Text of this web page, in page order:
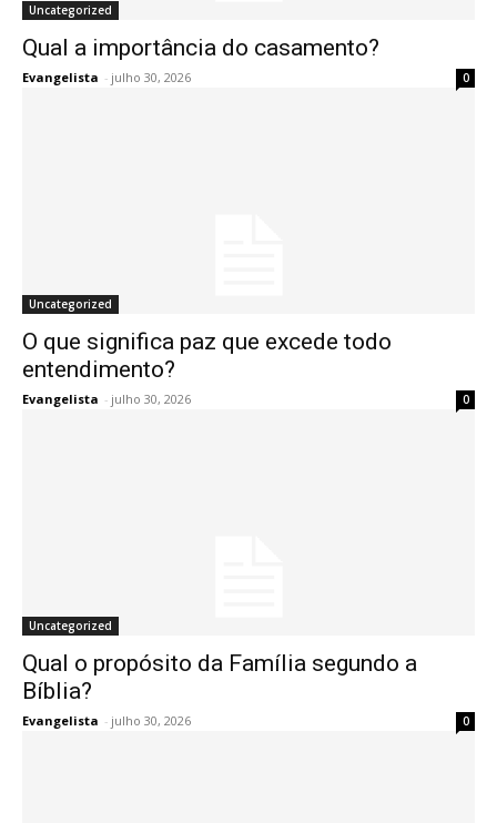
Uncategorized
Qual a importância do casamento?
Evangelista - julho 30, 2026 0
Uncategorized
O que significa paz que excede todo
entendimento?
Evangelista - julho 30, 2026 0
Uncategorized
Qual o propósito da Família segundo a
Bíblia?
Evangelista - julho 30, 2026 0